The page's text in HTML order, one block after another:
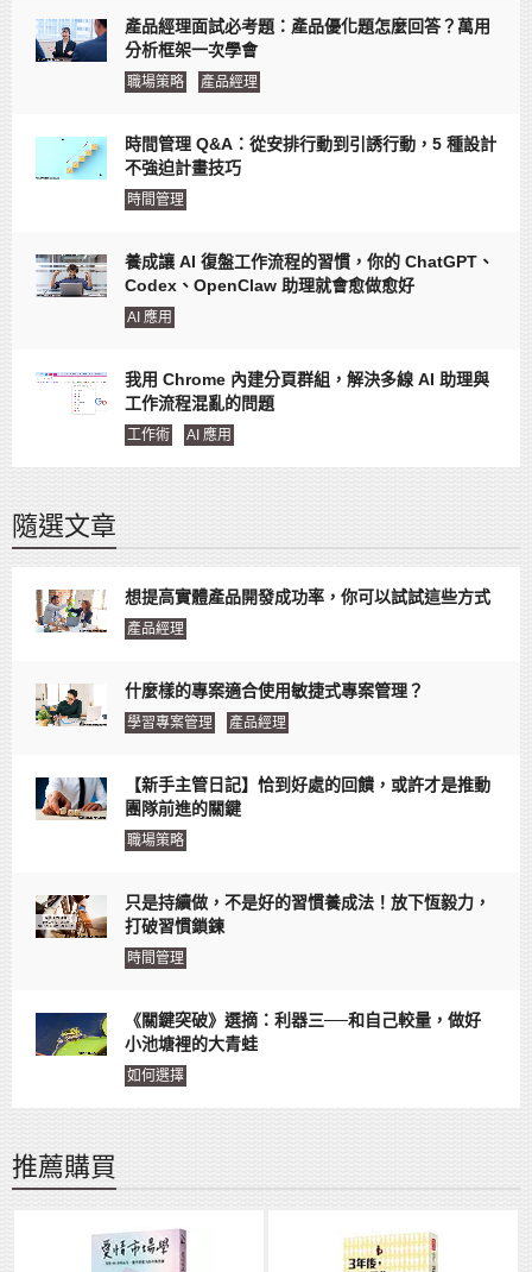
產品經理面試必考題：產品優化題怎麼回答？萬用
分析框架一次學會
職場策略 產品經理
時間管理 Q&A：從安排行動到引誘行動，5 種設計
不強迫計畫技巧
時間管理
養成讓 AI 復盤工作流程的習慣，你的 ChatGPT、
Codex、OpenClaw 助理就會愈做愈好
AI 應用
我用 Chrome 內建分頁群組，解決多線 AI 助理與
工作流程混亂的問題
工作術 AI 應用
隨選文章
想提高實體產品開發成功率，你可以試試這些方式
產品經理
什麼樣的專案適合使用敏捷式專案管理？
學習專案管理 產品經理
【新手主管日記】恰到好處的回饋，或許才是推動
團隊前進的關鍵
職場策略
只是持續做，不是好的習慣養成法！放下恆毅力，
打破習慣鎖鍊
時間管理
《關鍵突破》選摘：利器三──和自己較量，做好
小池塘裡的大青蛙
如何選擇
推薦購買